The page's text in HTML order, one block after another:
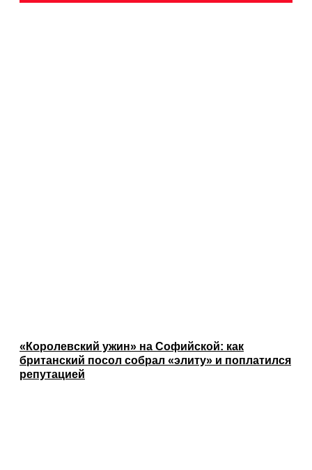
«Королевский ужин» на Софийской: как
британский посол собрал «элиту» и поплатился
репутацией